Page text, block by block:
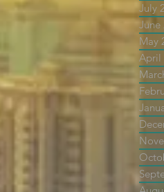
July
June
May
April